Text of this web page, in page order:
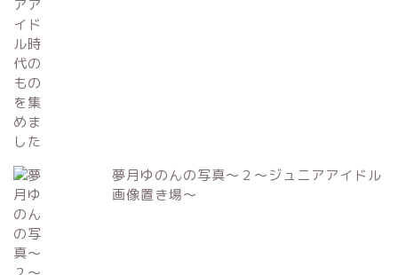
夢月ゆのんの写真～２～ジュニアアイドル
画像置き場～